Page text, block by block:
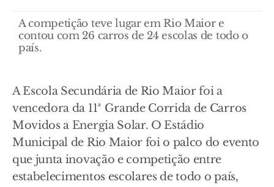
A competição teve lugar em Rio Maior e
contou com 26 carros de 24 escolas de todo o
país.
A Escola Secundária de Rio Maior foi a
vencedora da 11ª Grande Corrida de Carros
Movidos a Energia Solar. O Estádio
Municipal de Rio Maior foi o palco do evento
que junta inovação e competição entre
estabelecimentos escolares de todo o país,